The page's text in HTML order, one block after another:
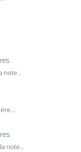
note...
note...